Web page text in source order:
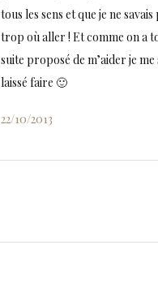
tous les sens et que je ne savais
trop où aller ! Et comme on a
suite proposé de m’aider je me
laissé faire 🙂
22/10/2013